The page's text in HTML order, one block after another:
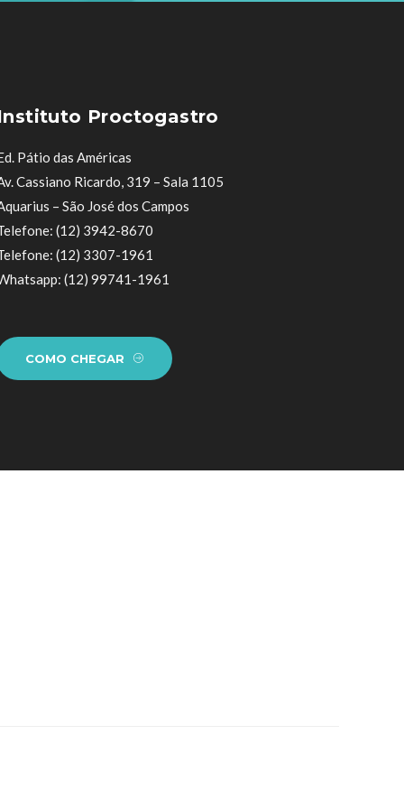
Proctogastro
Pátio das Américas
Cassiano Ricardo, 319 – Sala 1105
– São José dos Campos
(12) 3942-8670
(12) 3307-1961
(12) 99741-1961
COMO CHEGAR